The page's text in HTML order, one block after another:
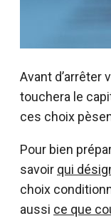
Avant d’arrêter
touchera le
ces choix
Pour bien
savoir qui
choix
aussi ce que